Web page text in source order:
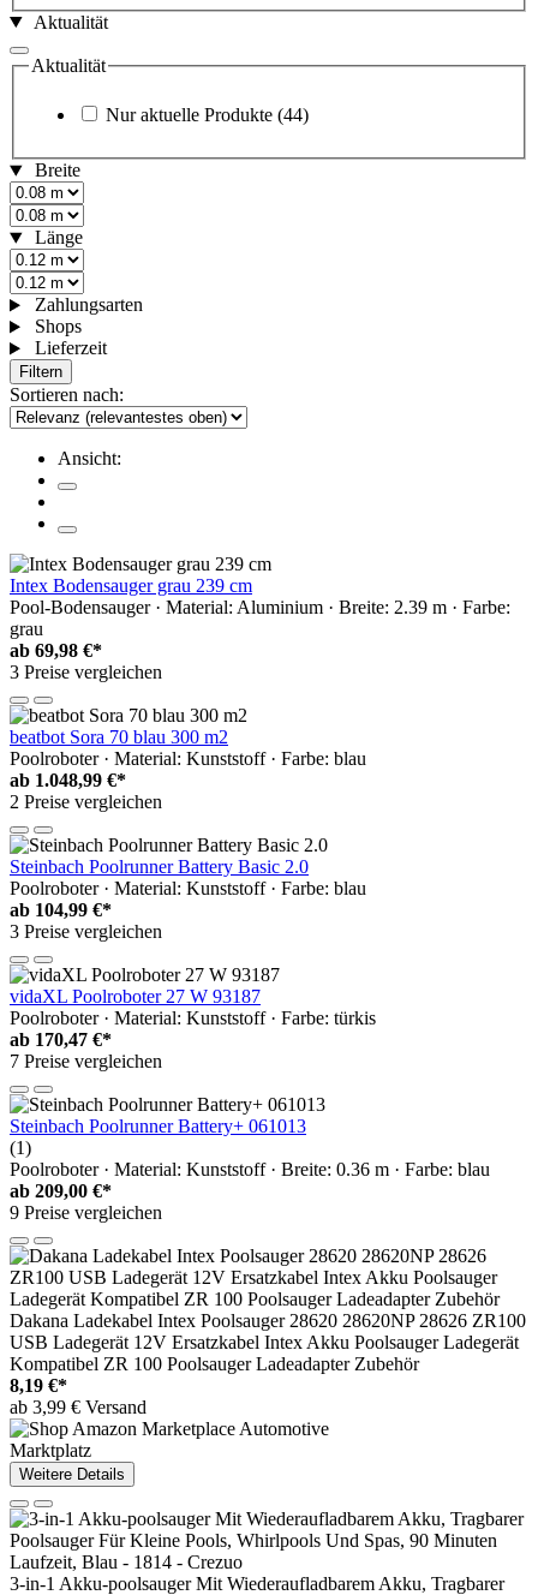
Aktualität
Aktualität
Nur aktuelle Produkte (44)
Breite
Länge
Zahlungsarten
Shops
Lieferzeit
Filtern
Sortieren nach:
Ansicht:
Intex Bodensauger grau 239 cm
Pool-Bodensauger · Material: Aluminium · Breite: 2.39 m · Farbe:
grau
ab 69,98 €*
3 Preise vergleichen
beatbot Sora 70 blau 300 m2
Poolroboter · Material: Kunststoff · Farbe: blau
ab 1.048,99 €*
2 Preise vergleichen
Steinbach Poolrunner Battery Basic 2.0
Poolroboter · Material: Kunststoff · Farbe: blau
ab 104,99 €*
3 Preise vergleichen
vidaXL Poolroboter 27 W 93187
Poolroboter · Material: Kunststoff · Farbe: türkis
ab 170,47 €*
7 Preise vergleichen
Steinbach Poolrunner Battery+ 061013
(1)
Poolroboter · Material: Kunststoff · Breite: 0.36 m · Farbe: blau
ab 209,00 €*
9 Preise vergleichen
Dakana Ladekabel Intex Poolsauger 28620 28620NP 28626 ZR100
USB Ladegerät 12V Ersatzkabel Intex Akku Poolsauger Ladegerät
Kompatibel ZR 100 Poolsauger Ladeadapter Zubehör
8,19 €*
ab 3,99 € Versand
Marktplatz
Weitere Details
3-in-1 Akku-poolsauger Mit Wiederaufladbarem Akku, Tragbarer